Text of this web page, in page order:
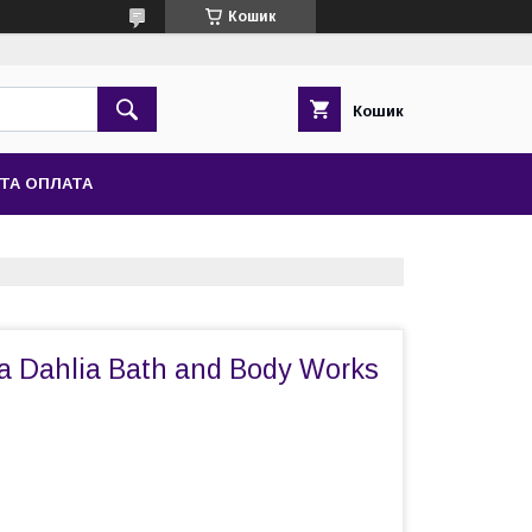
Кошик
Кошик
ОПЛАТА
Dahlia Bath and Body Works